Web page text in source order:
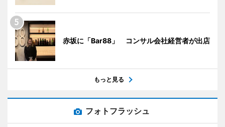
赤坂に「Bar88」 コンサル会社経営者が出店
もっと見る
フォトフラッシュ